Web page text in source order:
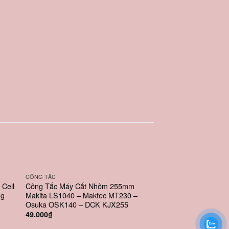
CÔNG TẮC
Công Tắc Máy Cắt Nhôm 255mm
Makita LS1040 – Maktec MT230 –
Osuka OSK140 – DCK KJX255
49.000₫